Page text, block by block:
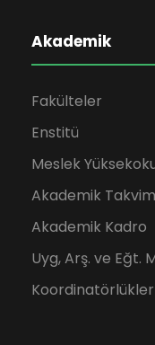
Akademik
Fakülteler
Enstitü
Meslek
Akademik Takvim
Akademik Kadro
Uyg, Arş. ve Eğt.
Koordinatörlükler